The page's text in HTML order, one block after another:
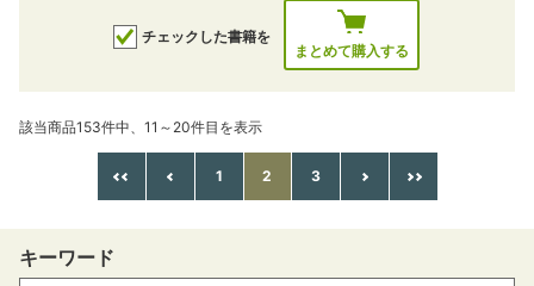
チェックした書籍を
まとめて購入する
該当商品153件中、11～20件目を表示
1 2 3
キーワード